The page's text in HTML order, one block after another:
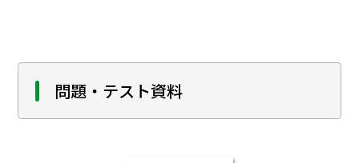
者の一人である。第二次世界大戦中は平和
のためスパイ活動をしたり，戦後はハンガ
リー大統領候補に推されたが，ソビエト共
問題・テスト資料